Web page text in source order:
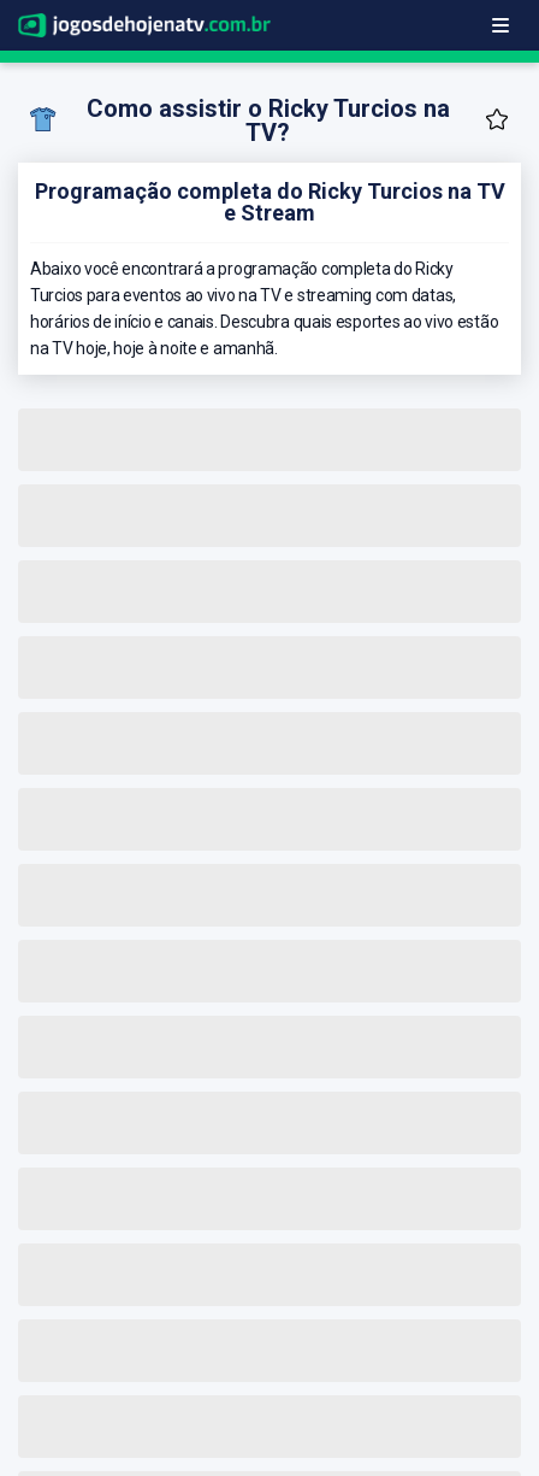
Como assistir o Ricky Turcios na
TV?
Programação completa do Ricky Turcios na TV
e Stream
Abaixo você encontrará a programação completa do Ricky
Turcios para eventos ao vivo na TV e streaming com datas,
horários de início e canais. Descubra quais esportes ao vivo estão
na TV hoje, hoje à noite e amanhã.